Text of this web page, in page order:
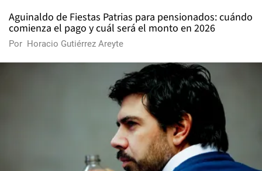
Aguinaldo de Fiestas Patrias para pensionados: cuándo
comienza el pago y cuál será el monto en 2026
Por Horacio Gutiérrez Areyte